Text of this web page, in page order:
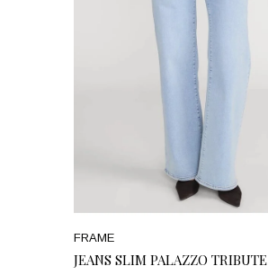
FRAME
JEANS SLIM PALAZZO TRIBUTE